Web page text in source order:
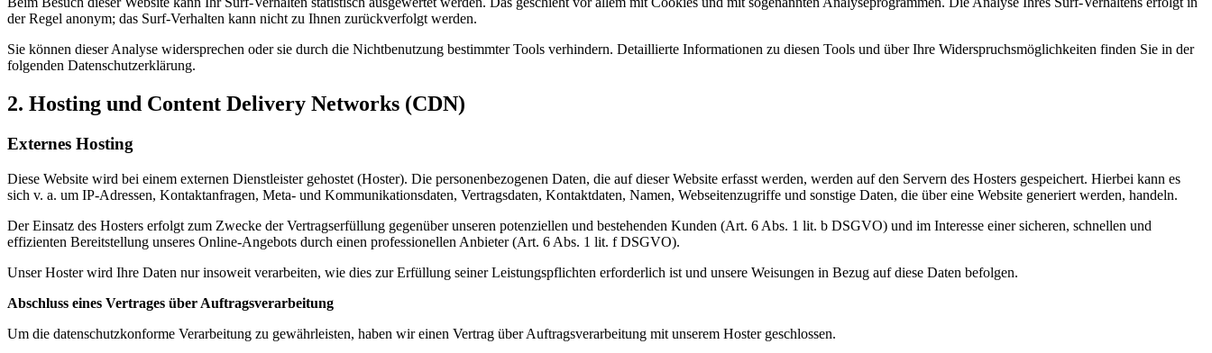
der Regel anonym; das Surf-Verhalten kann nicht zu Ihnen zurückverfolgt werden.
Sie können dieser Analyse widersprechen oder sie durch die Nichtbenutzung bestimmter Tools verhindern. Detaillierte Informationen zu diesen Tools und über Ihre Widerspruchsmöglichkeiten finden Sie in der
folgenden Datenschutzerklärung.
2. Hosting und Content Delivery Networks (CDN)
Externes Hosting
Diese Website wird bei einem externen Dienstleister gehostet (Hoster). Die personenbezogenen Daten, die auf dieser Website erfasst werden, werden auf den Servern des Hosters gespeichert. Hierbei kann es
sich v. a. um IP-Adressen, Kontaktanfragen, Meta- und Kommunikationsdaten, Vertragsdaten, Kontaktdaten, Namen, Webseitenzugriffe und sonstige Daten, die über eine Website generiert werden, handeln.
Der Einsatz des Hosters erfolgt zum Zwecke der Vertragserfüllung gegenüber unseren potenziellen und bestehenden Kunden (Art. 6 Abs. 1 lit. b DSGVO) und im Interesse einer sicheren, schnellen und
effizienten Bereitstellung unseres Online-Angebots durch einen professionellen Anbieter (Art. 6 Abs. 1 lit. f DSGVO).
Unser Hoster wird Ihre Daten nur insoweit verarbeiten, wie dies zur Erfüllung seiner Leistungspflichten erforderlich ist und unsere Weisungen in Bezug auf diese Daten befolgen.
Abschluss eines Vertrages über Auftragsverarbeitung
Um die datenschutzkonforme Verarbeitung zu gewährleisten, haben wir einen Vertrag über Auftragsverarbeitung mit unserem Hoster geschlossen.